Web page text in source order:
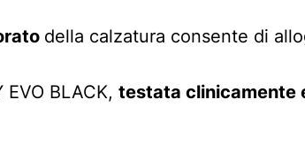
della calzatura consente di
EVO BLACK, testata clinicamente